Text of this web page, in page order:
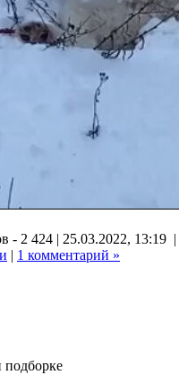
- 2 424 | 25.03.2022, 13:19 |
| 1 комментарий »